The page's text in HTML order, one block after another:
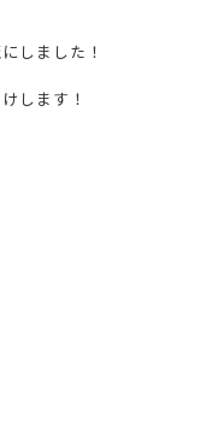
しました！
します！